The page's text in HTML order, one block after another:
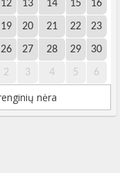
12 13 14 15 16
19 20 21 22 23
26 27 28 29 30
2 3 4 5 6
nėra